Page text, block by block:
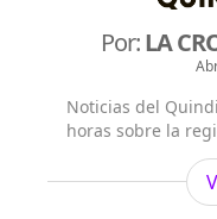
Por:LA
Noticias del
horas sobre la